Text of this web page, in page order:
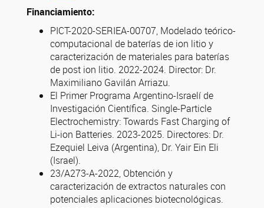
Financiamiento:
PICT-2020-SERIEA-00707, Modelado teórico-
computacional de baterías de ion litio y
caracterización de materiales para baterías
de post ion litio. 2022-2024. Director: Dr.
Maximiliano Gavilán Arriazu.
El Primer Programa Argentino-Israelí de
Investigación Científica. Single-Particle
Electrochemistry: Towards Fast Charging of
Li-ion Batteries. 2023-2025. Directores: Dr.
Ezequiel Leiva (Argentina), Dr. Yair Ein Eli
(Israel).
23/A273-A-2022, Obtención y
caracterización de extractos naturales con
potenciales aplicaciones biotecnológicas.